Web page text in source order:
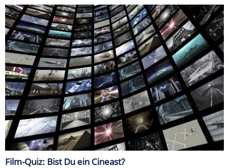
Film-Quiz: Bist Du ein Cineast?